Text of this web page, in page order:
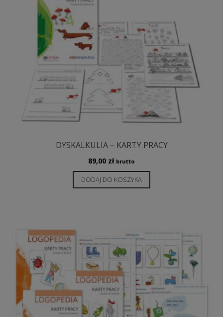
DYSKALKULIA – KARTY PRACY
89,00 zł brutto
DODAJ DO KOSZYKA